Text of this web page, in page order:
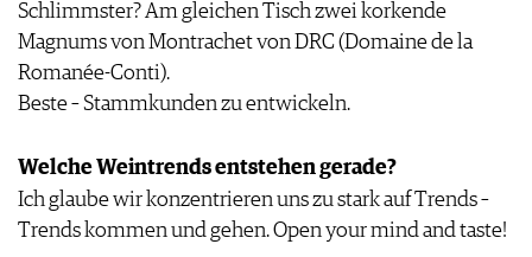
PRESSE
IMPRESSUM
AGB & DATENSCHUTZ
FAQ
Schlimmster? Am gleichen Tisch zwei korkende
Magnums von Montrachet von DRC (Domaine de la
Romanée-Conti).
Beste – Stammkunden zu entwickeln.
Welche Weintrends entstehen gerade?
Ich glaube wir konzentrieren uns zu stark auf Trends –
Trends kommen und gehen. Open your mind and taste!